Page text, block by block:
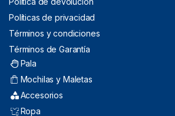
Políticas de privacidad
Términos y condiciones
Términos de Garantía
Pala
Mochilas y Maletas
Accesorios
Ropa